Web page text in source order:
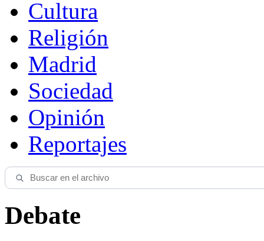
Cultura
Religión
Madrid
Sociedad
Opinión
Reportajes
Debate